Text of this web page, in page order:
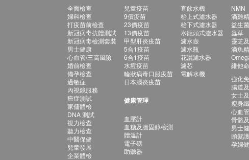
全面檢查
婦科檢查
打疫苗前檢查
新冠病毒抗體測試
新冠病毒檢測套裝
男士健康
心血管/三高風險
婚前檢查
備孕檢查
過敏症
內視鏡服務
癌症測試
家傭體檢
DNA 測試
視力檢查
聽力檢查
中醫保健
兒童發展
企業體檢
兒童疫苗
9價疫苗
23價疫苗
13價疫苗
甲型肝炎疫苗
5合1疫苗
6合1疫苗
水痘疫苗
輪狀病毒口服疫苗
日本腦炎疫苗
健康管理
血壓計
血糖及膽固醇檢測
體溫計
電子磅
助聽器
直飲水機
枱上式濾水器
枱下式濾水器
水龍頭式濾水器
濾水壺
濾水瓶
花灑濾水器
濾芯
電解水機
NMN
滴雞精
益生菌
蟲草
靈芝
滴魚精
維他
強化
腸道
女士
瘦身
心血
骨骼
男士
頭髮
孕婦